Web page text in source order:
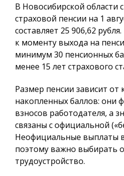
В Новосибирской области
страховой пенсии на 1
составляет 25 906,62
к моменту выхода на
минимум 30 пенсионных
менее 15 лет страхового
Размер пенсии зависит от
накопленных баллов: они
взносов работодателя, а
связаны с официальной
Неофициальные выплаты
поэтому важно выбирать
трудоустройство.